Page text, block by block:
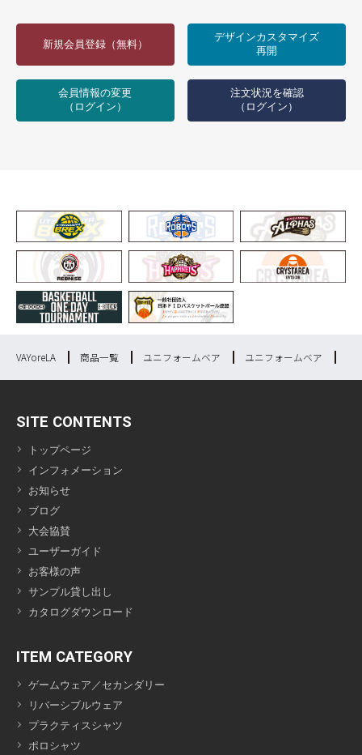
VAYoreLA 商品一覧 ユニフォームベア ユニフォームベア
新規会員登録（無料）
デザインカスタマイズ
再開
会員情報の変更
（ログイン）
注文状況を確認
（ログイン）
SITE CONTENTS
トップページ
インフォメーション
お知らせ
ブログ
大会協賛
ユーザーガイド
お客様の声
サンプル貸し出し
カタログダウンロード
ITEM CATEGORY
ゲームウェア／セカンダリー
リバーシブルウェア
プラクティスシャツ
ポロシャツ